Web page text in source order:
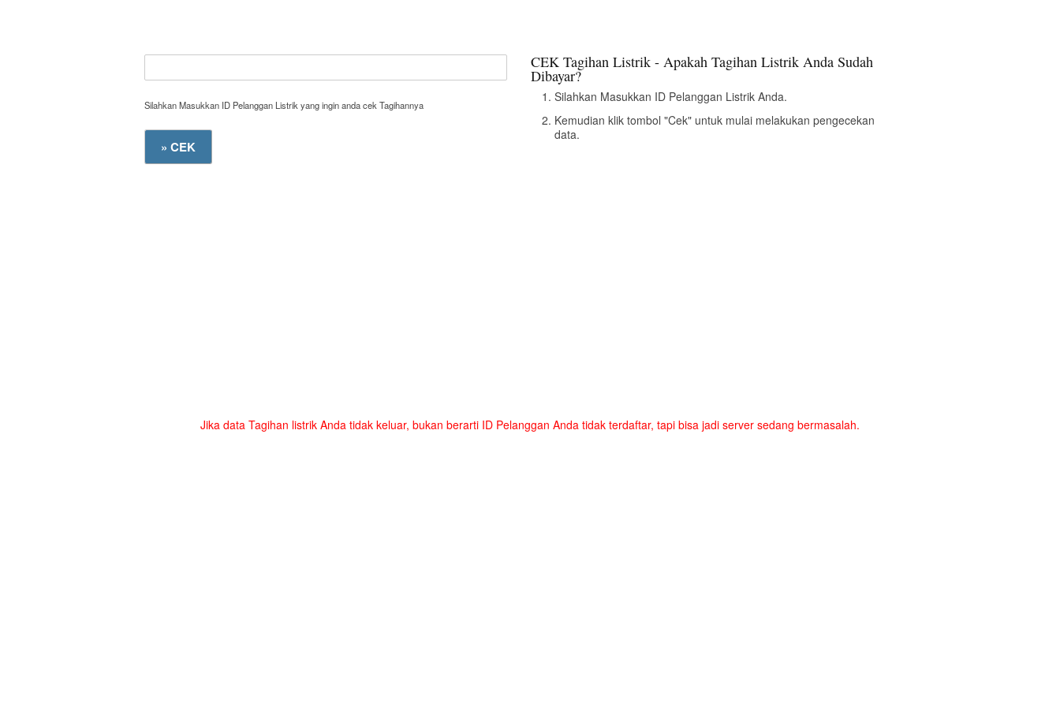
Silahkan Masukkan ID Pelanggan Listrik yang ingin anda cek Tagihannya
CEK Tagihan Listrik - Apakah Tagihan Listrik Anda Sudah
Dibayar?
Silahkan Masukkan ID Pelanggan Listrik Anda.
Kemudian klik tombol "Cek" untuk mulai melakukan pengecekan
data.
Jika data Tagihan listrik Anda tidak keluar, bukan berarti ID Pelanggan Anda tidak terdaftar, tapi bisa jadi server sedang bermasalah.